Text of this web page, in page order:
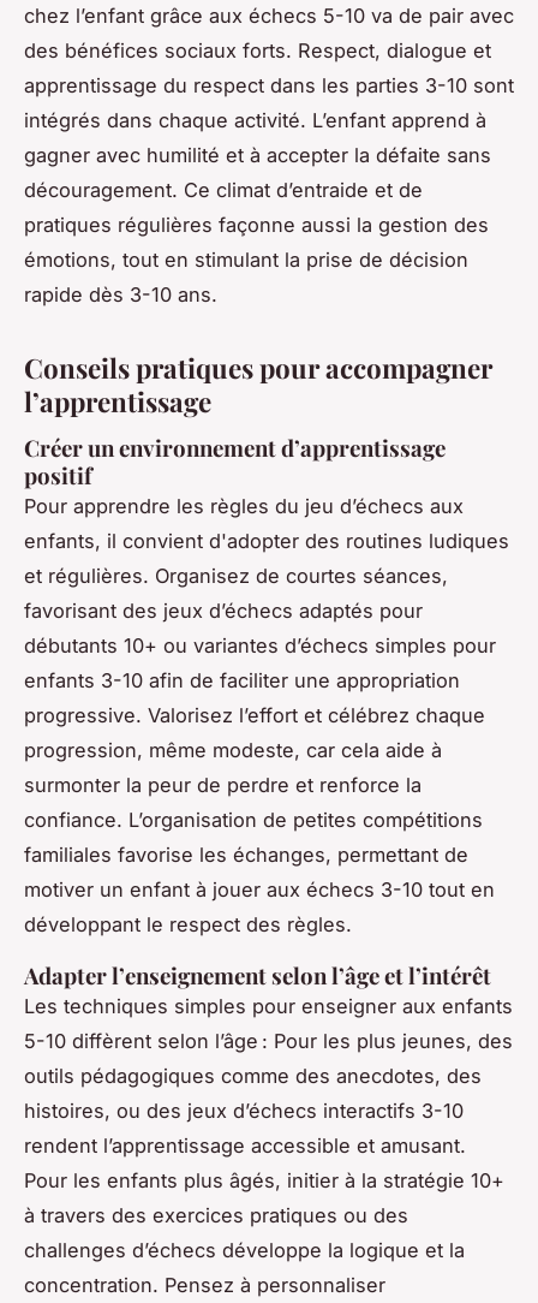
chez l’enfant grâce aux échecs 5-10 va de pair avec
des bénéfices sociaux forts. Respect, dialogue et
apprentissage du respect dans les parties 3-10 sont
intégrés dans chaque activité. L’enfant apprend à
gagner avec humilité et à accepter la défaite sans
découragement. Ce climat d’entraide et de
pratiques régulières façonne aussi la gestion des
émotions, tout en stimulant la prise de décision
rapide dès 3-10 ans.
Conseils pratiques pour accompagner
l’apprentissage
Créer un environnement d’apprentissage
positif
Pour apprendre les règles du jeu d’échecs aux
enfants, il convient d'adopter des routines ludiques
et régulières. Organisez de courtes séances,
favorisant des jeux d’échecs adaptés pour
débutants 10+ ou variantes d’échecs simples pour
enfants 3-10 afin de faciliter une appropriation
progressive. Valorisez l’effort et célébrez chaque
progression, même modeste, car cela aide à
surmonter la peur de perdre et renforce la
confiance. L’organisation de petites compétitions
familiales favorise les échanges, permettant de
motiver un enfant à jouer aux échecs 3-10 tout en
développant le respect des règles.
Adapter l’enseignement selon l’âge et l’intérêt
Les techniques simples pour enseigner aux enfants
5-10 diffèrent selon l’âge : Pour les plus jeunes, des
outils pédagogiques comme des anecdotes, des
histoires, ou des jeux d’échecs interactifs 3-10
rendent l’apprentissage accessible et amusant.
Pour les enfants plus âgés, initier à la stratégie 10+
à travers des exercices pratiques ou des
challenges d’échecs développe la logique et la
concentration. Pensez à personnaliser